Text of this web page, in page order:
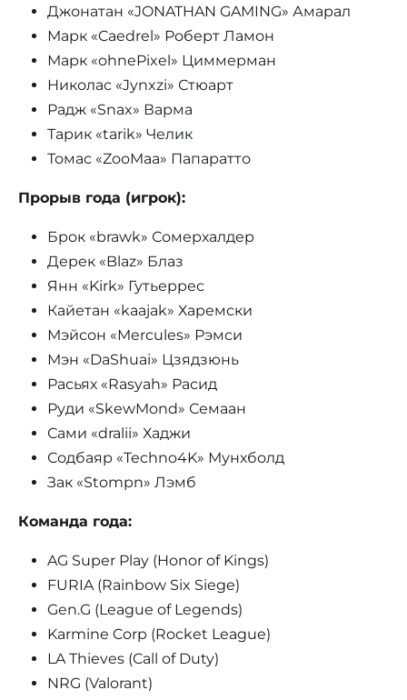
Джонатан «JONATHAN GAMING» Амарал
Марк «Caedrel» Роберт Ламон
Марк «ohnePixel» Циммерман
Николас «Jynxzi» Стюарт
Радж «Snax» Варма
Тарик «tarik» Челик
Томас «ZooMaa» Папаратто
Прорыв года (игрок):
Брок «brawk» Сомерхалдер
Дерек «Blaz» Блаз
Янн «Kirk» Гутьеррес
Кайетан «kaajak» Харемски
Мэйсон «Mercules» Рэмси
Мэн «DaShuai» Цзядзюнь
Расьях «Rasyah» Расид
Руди «SkewMond» Семаан
Сами «dralii» Хаджи
Содбаяр «Techno4K» Мунхболд
Зак «Stompn» Лэмб
Команда года:
AG Super Play (Honor of Kings)
FURIA (Rainbow Six Siege)
Gen.G (League of Legends)
Karmine Corp (Rocket League)
LA Thieves (Call of Duty)
NRG (Valorant)